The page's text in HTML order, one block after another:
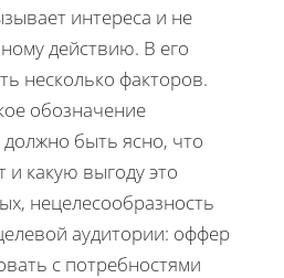
интереса и не
действию. В его
несколько факторов.
обозначение
быть ясно, что
какую выгоду это
нецелесообразность
аудитории: оффер
с потребностями